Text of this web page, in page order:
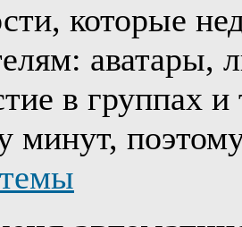
которые
аватары,
в группах и
минут,